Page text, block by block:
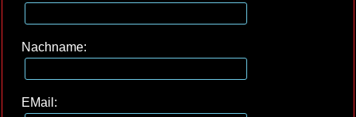
Nachname:
EMail: